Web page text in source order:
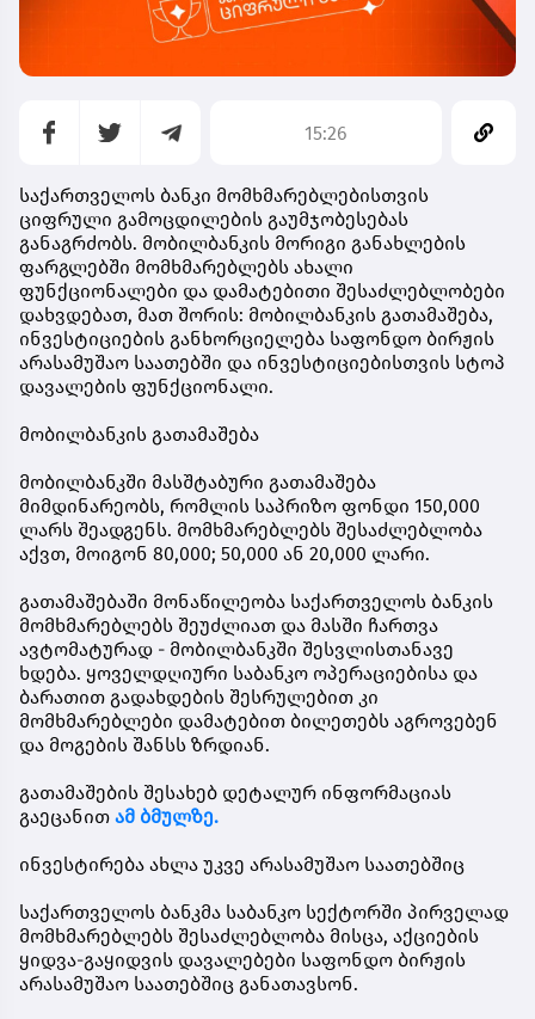
15:26
საქართველოს ბანკი მომხმარებლებისთვის
ციფრული გამოცდილების გაუმჯობესებას
განაგრძობს. მობილბანკის მორიგი განახლების
ფარგლებში მომხმარებლებს ახალი
ფუნქციონალები და დამატებითი შესაძლებლობები
დახვდებათ, მათ შორის: მობილბანკის გათამაშება,
ინვესტიციების განხორციელება საფონდო ბირჟის
არასამუშაო საათებში და ინვესტიციებისთვის სტოპ
დავალების ფუნქციონალი.
მობილბანკის გათამაშება
მობილბანკში მასშტაბური გათამაშება
მიმდინარეობს, რომლის საპრიზო ფონდი 150,000
ლარს შეადგენს. მომხმარებლებს შესაძლებლობა
აქვთ, მოიგონ 80,000; 50,000 ან 20,000 ლარი.
გათამაშებაში მონაწილეობა საქართველოს ბანკის
მომხმარებლებს შეუძლიათ და მასში ჩართვა
ავტომატურად - მობილბანკში შესვლისთანავე
ხდება. ყოველდღიური საბანკო ოპერაციებისა და
ბარათით გადახდების შესრულებით კი
მომხმარებლები დამატებით ბილეთებს აგროვებენ
და მოგების შანსს ზრდიან.
გათამაშების შესახებ დეტალურ ინფორმაციას
გაეცანით ამ ბმულზე.
ინვესტირება ახლა უკვე არასამუშაო საათებშიც
საქართველოს ბანკმა საბანკო სექტორში პირველად
მომხმარებლებს შესაძლებლობა მისცა, აქციების
ყიდვა-გაყიდვის დავალებები საფონდო ბირჟის
არასამუშაო საათებშიც განათავსონ.